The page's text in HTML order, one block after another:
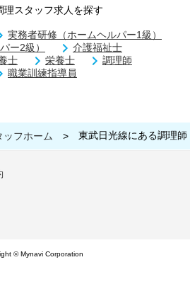
スタッフ求人を探す
実務者研修（ホームヘルパー1級）
ー2級）
介護福祉士
士 栄養士
調理師
職業訓練指導員
フホーム > 東武日光線にある調理
© Mynavi Corporation